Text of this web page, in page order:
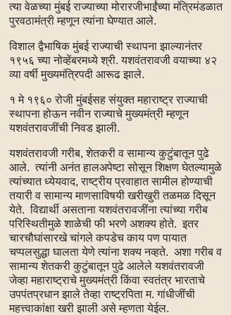
त्या वेळच्या मुंबई राज्याच्या मोरारजीभाईंच्या मंत्रिमंडळात
पुरवठामंत्री म्हणून त्यांना घेण्यात आले.
विशाल द्वैभाषिक मुंबई राज्याची स्थापना झाल्यानंतर
१९५६ च्या नोव्हेंबरमध्ये श्री. यशवंतरावजी वयाच्या ४२
व्या वर्षी मुख्यमंत्रिपदी आरूढ झाले.
१ मे १९६० रोजी मुंबईसह संयुक्त महाराष्ट्र राज्याची
स्थापना होऊन नवीन राज्याचे मुख्यमंत्री म्हणून
यशवंतरावजींची निवड झाली.
यशवंतरावजी गरीब, शेतकरी व सामान्य कुटुंबातून पुढे
आले. त्यांनी अनंत हालअपेष्टा सोसून शिक्षण घेतल्यामुळे
त्यांच्यात ध्येयवाद, राष्ट्रीय प्रवाहात सामील होण्याची
तयारी व सामान्य माणसाविषयी खरीखुरी तळमळ दिसून
येते. विद्यार्थी असताना यशवंतरावजींना त्यांच्या गरीब
परिस्थितीमुळे शाळेची फी भरणे अशक्य होते. इतर
चारचौघांसारखे चांगले कपडेच काय पण पायात
चप्पलसुद्धा घालता येणे त्यांना शक्य नव्हते. अशा गरीब व
सामान्य शेतकरी कुटुंबातून पुढे आलेले यशवंतरावजी
जेव्हा महाराष्ट्राचे मुख्यमंत्री किंवा स्वतंत्र भारताचे
उपपंतप्रधान झाले तेव्हा राष्ट्रपिता म. गांधीजींची
महत्त्वाकांक्षा खरी झाली असे म्हणता येईल.